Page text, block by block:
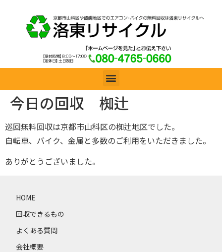
今日の回収 椥辻
巡回無料回収は京都市山科区の椥辻地区でした。
自転車、バイク、金属と多数のご利用をいただきました。
ありがとうございました。
HOME
回収できるもの
よくある質問
会社概要